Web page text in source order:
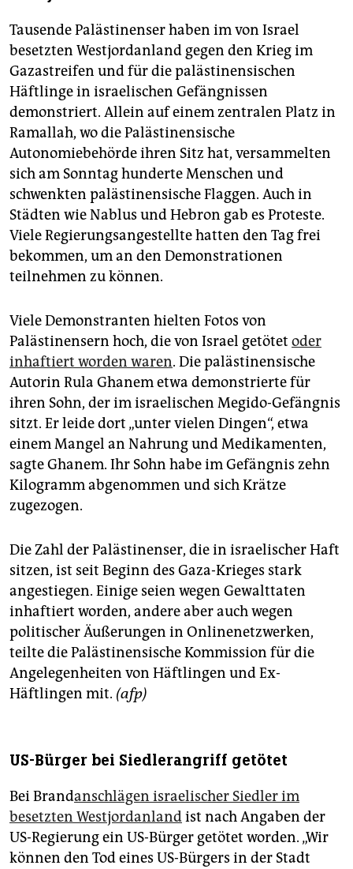
Tausende Palästinenser haben im von Israel
besetzten Westjordanland gegen den Krieg im
Gazastreifen und für die palästinensischen
Häftlinge in israelischen Gefängnissen
demonstriert. Allein auf einem zentralen Platz in
Ramallah, wo die Palästinensische
Autonomiebehörde ihren Sitz hat, versammelten
sich am Sonntag hunderte Menschen und
schwenkten palästinensische Flaggen. Auch in
Städten wie Nablus und Hebron gab es Proteste.
Viele Regierungsangestellte hatten den Tag frei
bekommen, um an den Demonstrationen
teilnehmen zu können.
Viele Demonstranten hielten Fotos von
Palästinensern hoch, die von Israel getötet oder
inhaftiert worden waren. Die palästinensische
Autorin Rula Ghanem etwa demonstrierte für
ihren Sohn, der im israelischen Megido-Gefängnis
sitzt. Er leide dort „unter vielen Dingen“, etwa
einem Mangel an Nahrung und Medikamenten,
sagte Ghanem. Ihr Sohn habe im Gefängnis zehn
Kilogramm abgenommen und sich Krätze
zugezogen.
Die Zahl der Palästinenser, die in israelischer Haft
sitzen, ist seit Beginn des Gaza-Krieges stark
angestiegen. Einige seien wegen Gewalttaten
inhaftiert worden, andere aber auch wegen
politischer Äußerungen in Onlinenetzwerken,
teilte die Palästinensische Kommission für die
Angelegenheiten von Häftlingen und Ex-
Häftlingen mit. (afp)
US-Bürger bei Siedlerangriff getötet
Bei Brandanschlägen israelischer Siedler im
besetzten Westjordanlandist nach Angaben der
US-Regierung ein US-Bürger getötet worden. „Wir
können den Tod eines US-Bürgers in der Stadt